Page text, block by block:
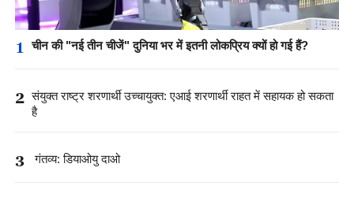
1 चीन की "नई तीन चीजें" दुनिया भर में इतनी लोकप्रिय क्यों हो गई हैं?
2 संयुक्त राष्ट्र शरणार्थी उच्चायुक्त: एआई शरणार्थी राहत में सहायक हो सकता
है
3 गंतव्य: डियाओयु दाओ